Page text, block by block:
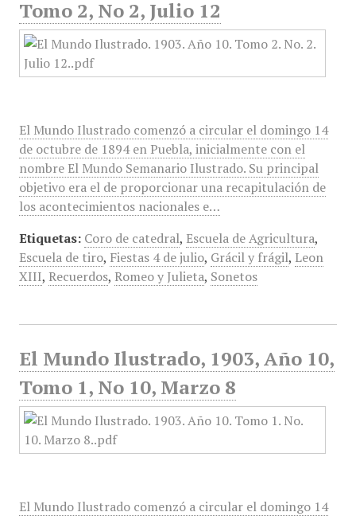
Tomo 2, No 2, Julio 12
El Mundo Ilustrado comenzó a circular el domingo 14
de octubre de 1894 en Puebla, inicialmente con el
nombre El Mundo Semanario Ilustrado. Su principal
objetivo era el de proporcionar una recapitulación de
los acontecimientos nacionales e…
Etiquetas: Coro de catedral, Escuela de Agricultura,
Escuela de tiro, Fiestas 4 de julio, Grácil y frágil, Leon
XIII, Recuerdos, Romeo y Julieta, Sonetos
El Mundo Ilustrado, 1903, Año 10,
Tomo 1, No 10, Marzo 8
El Mundo Ilustrado comenzó a circular el domingo 14